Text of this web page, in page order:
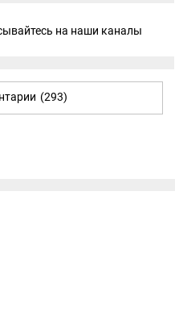
на наши каналы
(293)